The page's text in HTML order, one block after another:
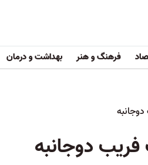
فرهنگ و هنر بهداشت و درمان
دوجانبه